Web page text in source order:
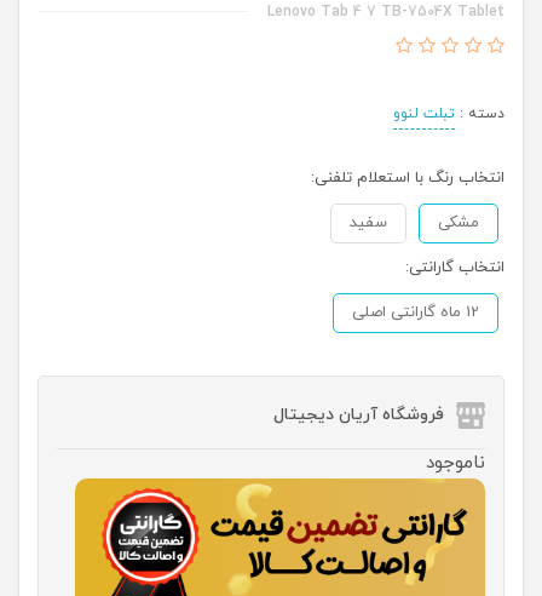
Lenovo Tab 4 7 TB-7504X Tablet
دسته : تبلت لنوو
انتخاب رنگ با استعلام تلفنی:
مشکی سفید
انتخاب گارانتی:
12 ماه گارانتی اصلی
فروشگاه آریان دیجیتال
ناموجود